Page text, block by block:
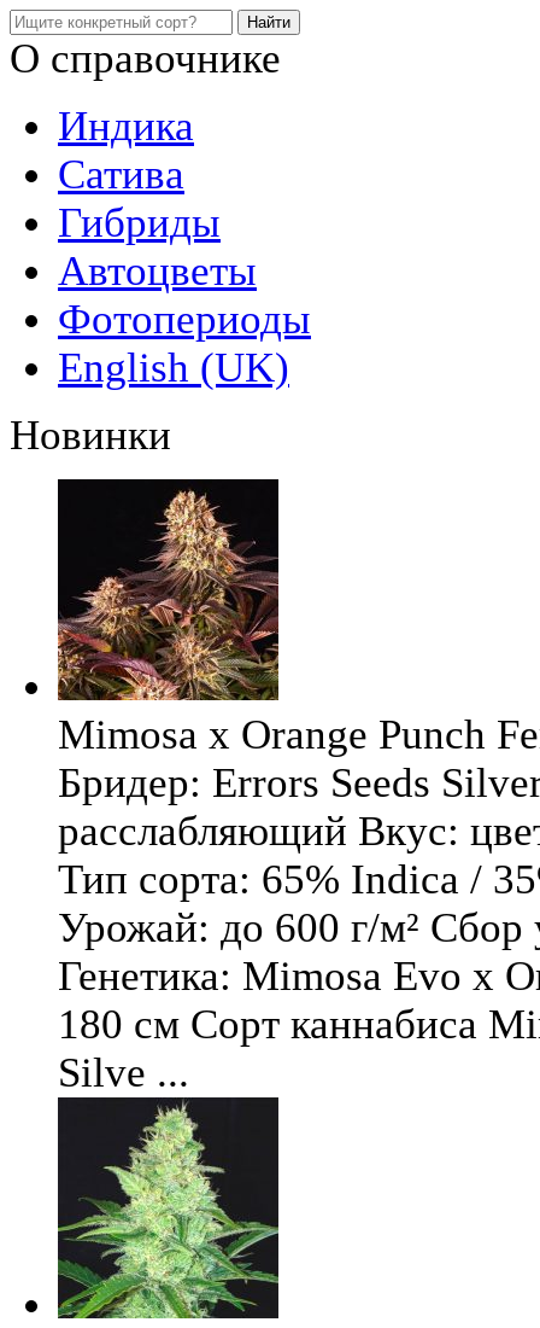
О справочнике
Индика
Сатива
Гибриды
Автоцветы
Фотопериоды
English (UK)
Новинки
Mimosa x Orange Punch
Бридер: Errors Seeds
расслабляющий Вкус:
Тип сорта: 65% Indica /
Урожай: до 600 г/м² Сбор
Генетика: Mimosa Evo x
180 см Сорт каннабиса
Silve ...